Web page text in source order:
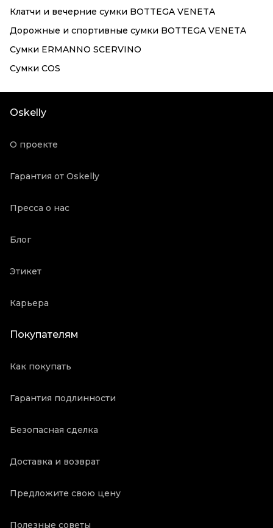
Клатчи и вечерние сумки BOTTEGA VENETA
Дорожные и спортивные сумки BOTTEGA VENETA
Сумки ERMANNO SCERVINO
Сумки COS
Oskelly
О проекте
Гарантия от Oskelly
Пресса о нас
Блог
Этикет
Карьера
Покупателям
Как покупать
Гарантия подлинности
Безопасная сделка
Доставка и возврат
Предложите свою цену
Полезные советы